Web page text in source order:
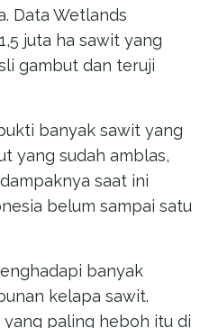
Data Wetlands
juta ha sawit yang
gambut dan teruji
banyak sawit yang
yang sudah amblas,
saat ini
belum sampai satu
banyak
kelapa sawit.
yang paling heboh itu di